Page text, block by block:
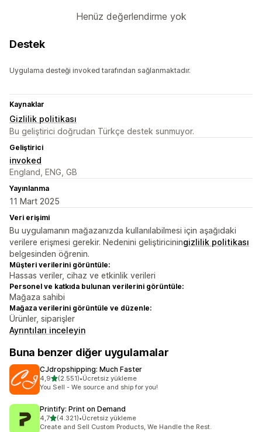
Henüz değerlendirme yok
Destek
Uygulama desteği invoked tarafından sağlanmaktadır.
Kaynaklar
Gizlilik politikası
Bu geliştirici doğrudan Türkçe destek sunmuyor.
Geliştirici
invoked
England, ENG, GB
Yayınlanma
11 Mart 2025
Veri erişimi
Bu uygulamanın mağazanızda kullanılabilmesi için aşağıdaki
verilere erişmesi gerekir. Nedenini geliştiriciningizlilik politikası
belgesinden öğrenin.
Müşteri verilerini görüntüle:
Hassas veriler, cihaz ve etkinlik verileri
Personel ve katkıda bulunan verilerini görüntüle:
Mağaza sahibi
Mağaza verilerini görüntüle ve düzenle:
Ürünler, siparişler
Ayrıntıları inceleyin
Buna benzer diğer uygulamalar
CJdropshipping: Much Faster
4,95 yıldız üzerinden
(2.551)
toplam 2551 değerlendirme
•Ücretsiz yükleme
You Sell - We source and ship for you!
Printify: Print on Demand
4,75 yıldız üzerinden
(4.321)
toplam 4321 değerlendirme
•Ücretsiz yükleme
Create and Sell Custom Products, We Handle the Rest.